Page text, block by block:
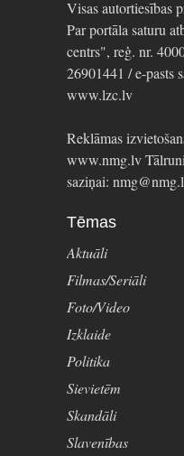
Visas autortiesības
Par portāla saturu
centrs", reģ. nr.
26901441 / e-pasts
www.lzc.lv
Reklāmas
www.nmg.lv
saziņai:
Tēmas
Aktuāli
Filmas/Seriāli
Foto/Video
Izklaide
Politika
Sievietēm
Skandāli
Slavenības